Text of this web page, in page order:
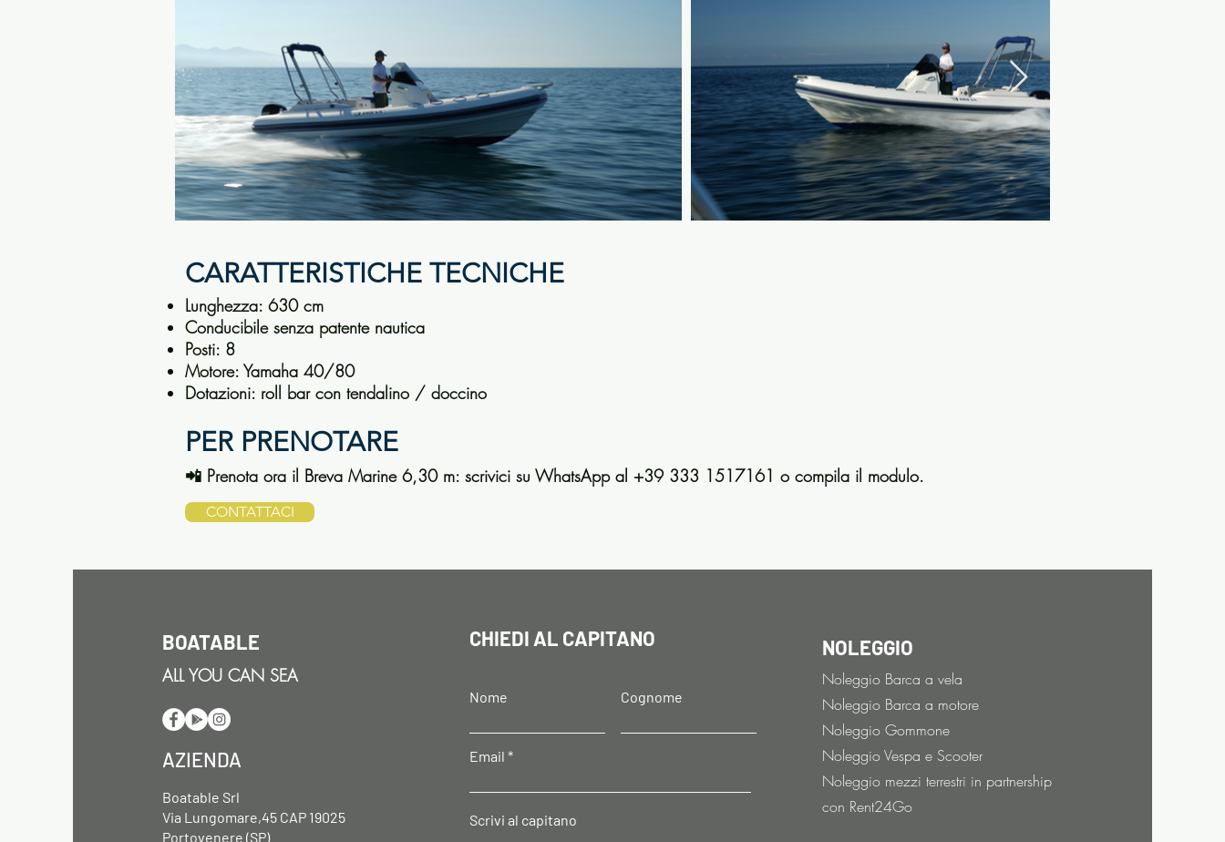
CARATTERISTICHE TECNICHE
Lunghezza: 630 cm
Conducibile senza patente nautica
Posti: 8
Motore: Yamaha 40/80
Dotazioni: roll bar con tendalino / doccino
PER PRENOTARE
📲 Prenota ora il Breva Marine 6,30 m: scrivici su WhatsApp al +39 333 1517161 o compila il modulo.
CONTATTACI
BOATABLE
ALL YOU CAN SEA
AZIENDA
Boatable Srl
Via Lungomare,45 CAP 19025
Portovenere (SP)
CHIEDI AL CAPITANO
Nome Cognome
Email
Scrivi al capitano
NOLEGGIO
Noleggio Barca a vela
Noleggio Barca a motore
Noleggio Gommone
Noleggio Vespa e Scooter
Noleggio mezzi terrestri in partnership
con Rent24Go